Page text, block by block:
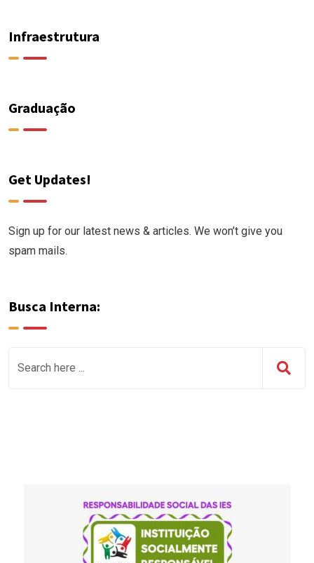
Infraestrutura
Graduação
Get Updates!
Sign up for our latest news & articles. We won’t give you
spam mails.
Busca Interna: